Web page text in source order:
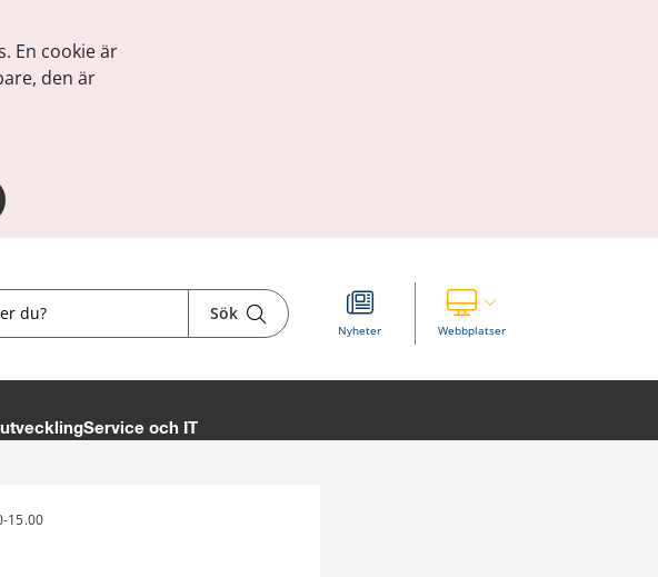
En cookie är
den är
Sök
Nyheter WebbplatserVisa våra andra webbplatser
Service och IT
15.00